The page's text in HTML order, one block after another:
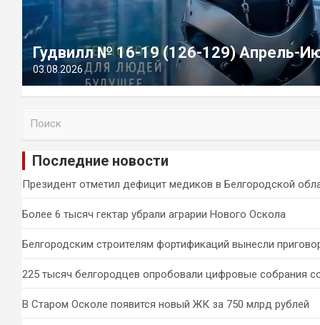
Гудвилл № 16-19 (126-129) Апрель-
03.08.2026
и
Последние новости
Президент отметил дефицит медиков в Белгородской
Более 6 тысяч гектар убрали аграрии Нового Оскола
Белгородским строителям фортификаций вынесли
225 тысяч белгородцев опробовали цифровые собрания
В Старом Осколе появится новый ЖК за 750 млрд рублей